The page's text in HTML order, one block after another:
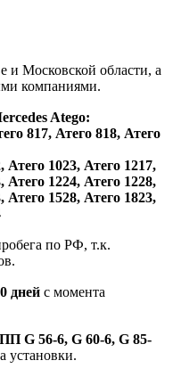
Московской области, а
компаниями.
Atego:
817, Атего 818, Атего
Атего 1023, Атего 1217,
Атего 1224, Атего 1228,
Атего 1528, Атего 1823,
по РФ, т.к.
дней с момента
G 56-6, G 60-6, G 85-
установки.